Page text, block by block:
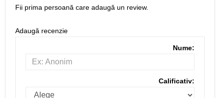
Fii prima persoană care adaugă un review.
Adaugă recenzie
Nume:
Calificativ: